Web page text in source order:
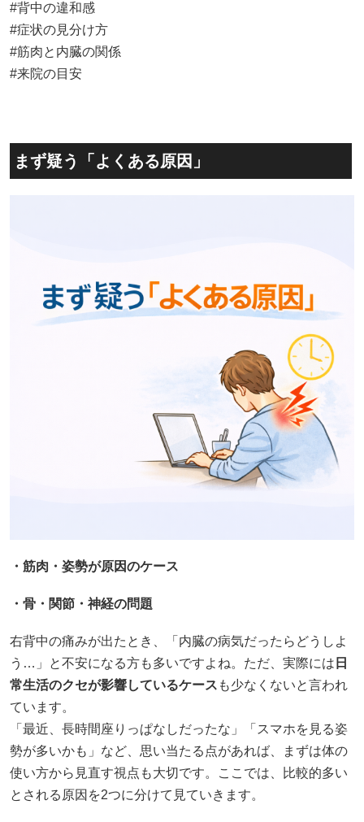
#背中の違和感
#症状の見分け方
#筋肉と内臓の関係
#来院の目安
まず疑う「よくある原因」
・筋肉・姿勢が原因のケース
・骨・関節・神経の問題
右背中の痛みが出たとき、「内臓の病気だったらどうしよ
う…」と不安になる方も多いですよね。ただ、実際には 日
常生活のクセが影響しているケース も少なくないと言われ
ています。
「最近、長時間座りっぱなしだったな」「スマホを見る姿
勢が多いかも」など、思い当たる点があれば、まずは体の
使い方から見直す視点も大切です。ここでは、比較的多い
とされる原因を2つに分けて見ていきます。